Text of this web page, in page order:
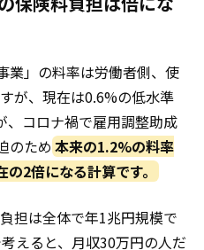
業」の料率は労働者側、使
が、現在は0.6%の低水準
、コロナ禍で雇用調整助成
のため 本来の1.2%の料率
2倍になる計算です。
担は全体で年1兆円規模で
えると、月収30万円の人だ